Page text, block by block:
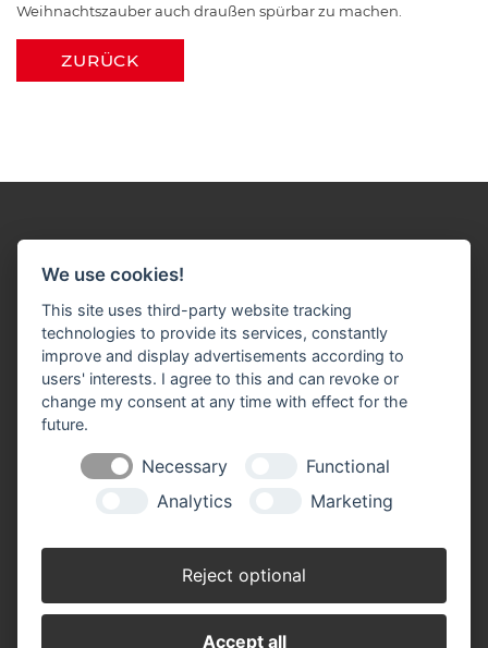
Weihnachtszauber auch draußen spürbar zu machen.
ZURÜCK
Impressum Datenschutz Widerruf-Formular
Cookie-Einstellungen ändern
53332 Bornheim-Roisdorf
Telefon: 0 22 22 / 93 30 - 0
Telefax: 0 22 22 / 93 30 - 33
Öffnungszeiten:
Freitag: 07.00 - 16.00 Uhr
Samstag: 07.30 - 11.00 Uhr
We use cookies!
This site uses third-party website tracking
technologies to provide its services, constantly
improve and display advertisements according to
users' interests. I agree to this and can revoke or
change my consent at any time with effect for the
future.
Necessary
Functional
Analytics
Marketing
Reject optional
Accept all